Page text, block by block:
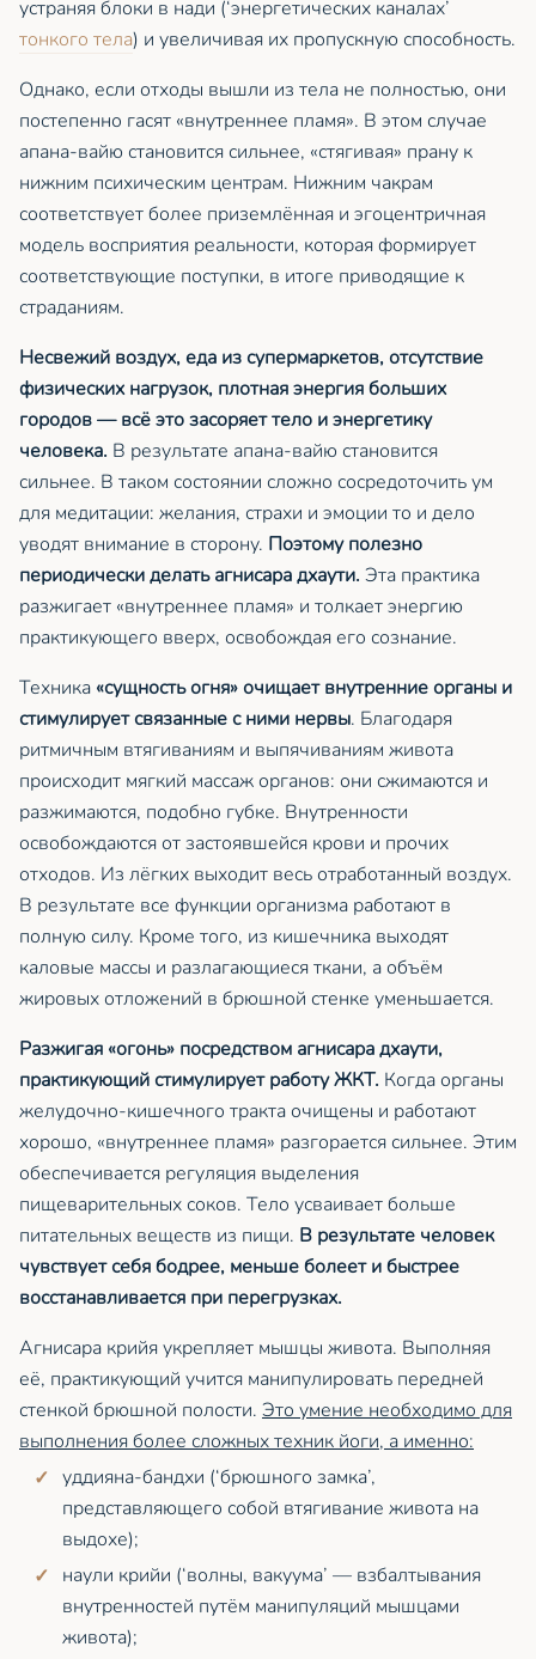
устраняя блоки в нади (‘энергетических каналах’
тонкого тела) и увеличивая их пропускную способность.
Однако, если отходы вышли из тела не полностью, они
постепенно гасят «внутреннее пламя». В этом случае
апана-вайю становится сильнее, «стягивая» прану к
нижним психическим центрам. Нижним чакрам
соответствует более приземлённая и эгоцентричная
модель восприятия реальности, которая формирует
соответствующие поступки, в итоге приводящие к
страданиям.
Несвежий воздух, еда из супермаркетов, отсутствие
физических нагрузок, плотная энергия больших
городов — всё это засоряет тело и энергетику
человека. В результате апана-вайю становится
сильнее. В таком состоянии сложно сосредоточить ум
для медитации: желания, страхи и эмоции то и дело
уводят внимание в сторону. Поэтому полезно
периодически делать агнисара дхаути. Эта практика
разжигает «внутреннее пламя» и толкает энергию
практикующего вверх, освобождая его сознание.
Техника «сущность огня» очищает внутренние органы и
стимулирует связанные с ними нервы. Благодаря
ритмичным втягиваниям и выпячиваниям живота
происходит мягкий массаж органов: они сжимаются и
разжимаются, подобно губке. Внутренности
освобождаются от застоявшейся крови и прочих
отходов. Из лёгких выходит весь отработанный воздух.
В результате все функции организма работают в
полную силу. Кроме того, из кишечника выходят
каловые массы и разлагающиеся ткани, а объём
жировых отложений в брюшной стенке уменьшается.
Разжигая «огонь» посредством агнисара дхаути,
практикующий стимулирует работу ЖКТ. Когда органы
желудочно-кишечного тракта очищены и работают
хорошо, «внутреннее пламя» разгорается сильнее. Этим
обеспечивается регуляция выделения
пищеварительных соков. Тело усваивает больше
питательных веществ из пищи. В результате человек
чувствует себя бодрее, меньше болеет и быстрее
восстанавливается при перегрузках.
Агнисара крийя укрепляет мышцы живота. Выполняя
её, практикующий учится манипулировать передней
стенкой брюшной полости. Это умение необходимо для
выполнения более сложных техник йоги, а именно:
уддияна-бандхи (‘брюшного замка’,
представляющего собой втягивание живота на
выдохе);
наули крийи (‘волны, вакуума’ — взбалтывания
внутренностей путём манипуляций мышцами
живота);